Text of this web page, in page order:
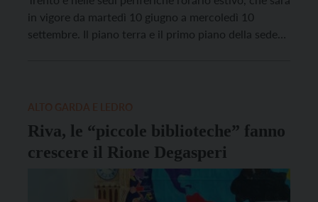
in vigore da martedì 10 giugno a mercoledì 10
settembre. Il piano terra e il primo piano della sede
Riva, le “piccole biblioteche” fanno
crescere il Rione Degasperi